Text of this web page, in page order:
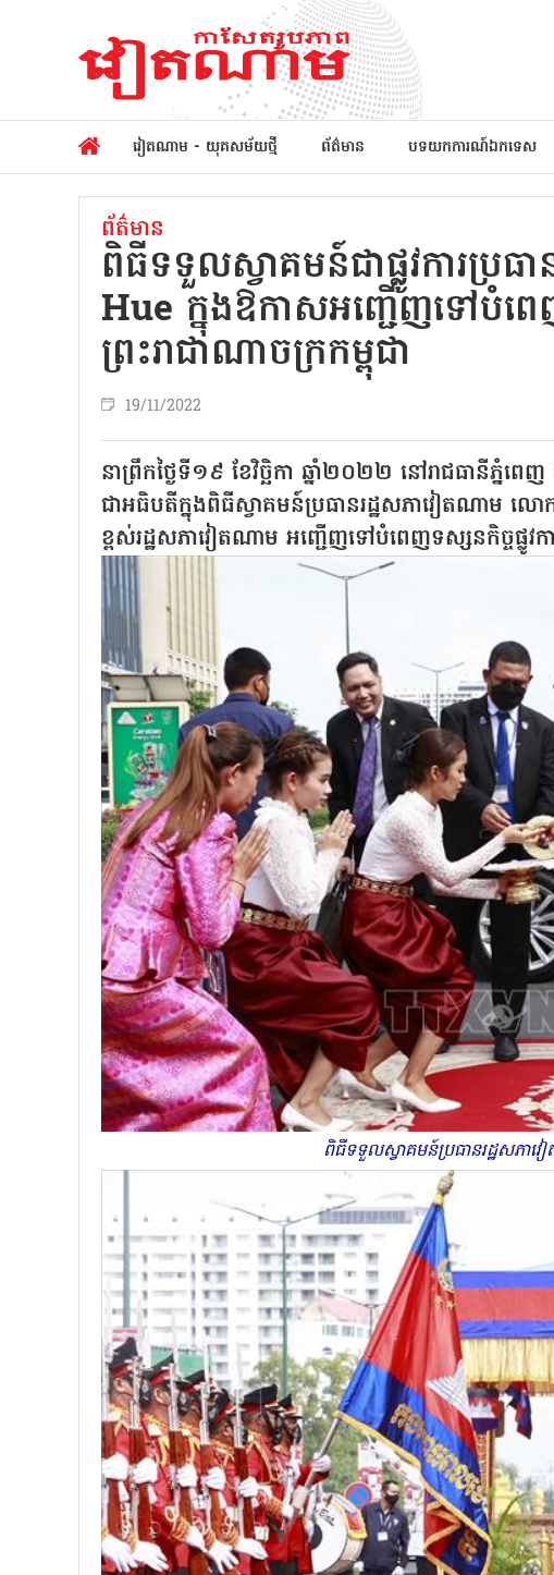
វៀតណាម - យុគសម័យថ្មី ព័ត៌មាន បទយកការណ៍ឯកទេស
ព័ត៌មាន
ពិធីទទួលស្វាគមន៍ជាផ្លូវការប្រ
Hue ក្នុងឱកាសអញ្ជើញទៅបំពេ
ព្រះរាជាណាចក្រកម្ពុជា
19/11/2022
នាព្រឹកថ្ងៃទី១៩ ខែវិច្ឆិកា ឆ្នាំ២០២២ នៅរាជធានីភ្នំព
ជាអធិបតីក្នុងពិធីស្វាគមន៍ប្រធានរដ្ឋសភាវៀតណាម
ខ្ពស់រដ្ឋសភាវៀតណាម អញ្ជើញទៅបំពេញទស្សនកិច្ចផ្លូវក
ពិធីទទួលស្វាគមន៍ប្រធានរដ្ឋសភ